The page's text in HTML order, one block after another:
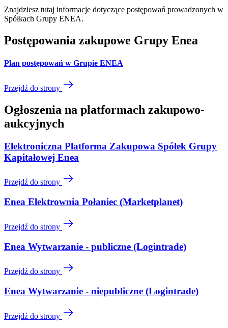
Znajdziesz tutaj informacje dotyczące postępowań prowadzonych w
Spółkach Grupy ENEA.
Postępowania zakupowe Grupy Enea
Plan postępowań w Grupie ENEA
Przejdź do strony
Ogłoszenia na platformach zakupowo-
aukcyjnych
Elektroniczna Platforma Zakupowa Spółek Grupy
Kapitałowej Enea
Przejdź do strony
Enea Elektrownia Połaniec (Marketplanet)
Przejdź do strony
Enea Wytwarzanie - publiczne (Logintrade)
Przejdź do strony
Enea Wytwarzanie - niepubliczne (Logintrade)
Przejdź do strony